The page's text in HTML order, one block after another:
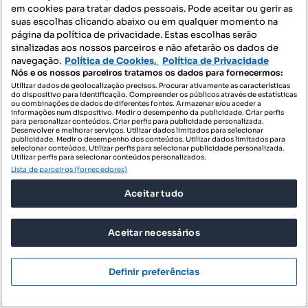
619 500 €10 155,74 €/m²
Sousa Martins Premium Apartments
Campo Pequeno, Avenidas Novas, Lisboa, Lisboa
Tipologia
Preço por metro quadrado
em cookies para tratar dados pessoais. Pode aceitar ou gerir as
suas escolhas clicando abaixo ou em qualquer momento na
página da política de privacidade. Estas escolhas serão
sinalizadas aos nossos parceiros e não afetarão os dados de
navegação. Política de Cookies, Política de Privacidade
Nós e os nossos parceiros tratamos os dados para fornecermos:
Utilizar dados de geolocalização precisos. Procurar ativamente as características
do dispositivo para identificação. Compreender os públicos através de estatísticas
ou combinações de dados de diferentes fontes. Armazenar e/ou aceder a
informações num dispositivo. Medir o desempenho da publicidade. Criar perfis
para personalizar conteúdos. Criar perfis para publicidade personalizada.
Desenvolver e melhorar serviços. Utilizar dados limitados para selecionar
publicidade. Medir o desempenho dos conteúdos. Utilizar dados limitados para
selecionar conteúdos. Utilizar perfis para selecionar publicidade personalizada.
Utilizar perfis para selecionar conteúdos personalizados.
Lista de parceiros (fornecedores)
Aceitar tudo
Aceitar necessários
Definir preferências